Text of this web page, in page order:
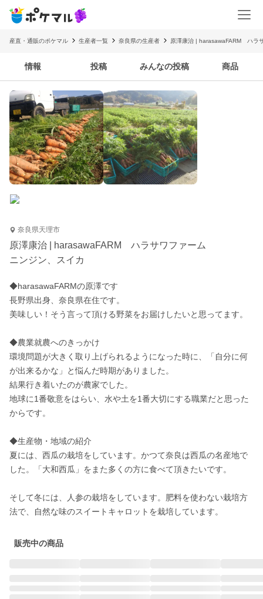
産直・通販のポケマル 生産者一覧 奈良県の生産者 原澤康治 | harasawaFARM ハラ
情報 投稿 みんなの投稿 商品
奈良県天理市
原澤康治 | harasawaFARM ハラサワファーム
ニンジン、スイカ
◆harasawaFARMの原澤です
長野県出身、奈良県在住です。
美味しい！そう言って頂ける野菜をお届けしたいと思ってます。
◆農業就農へのきっかけ
環境問題が大きく取り上げられるようになった時に、「自分に何
が出来るかな」と悩んだ時期がありました。
結果行き着いたのが農家でした。
地球に1番敬意をはらい、水や土を1番大切にする職業だと思った
からです。
◆生産物・地域の紹介
夏には、西瓜の栽培をしています。かつて奈良は西瓜の名産地で
した。「大和西瓜」をまた多くの方に食べて頂きたいです。
そして冬には、人参の栽培をしています。肥料を使わない栽培方
法で、自然な味のスイートキャロットを栽培しています。
販売中の商品